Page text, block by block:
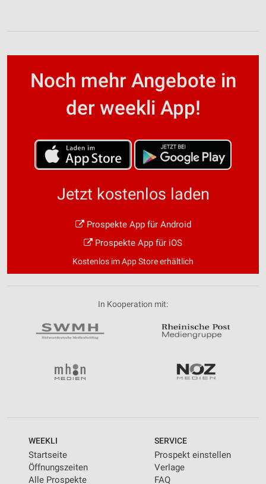
Noch mehr Angebote in
der weekli App!
Jetzt kostenlos laden
Prospekte App für Android
Prospekte App für iOS
Kostenlos im App Store erhältlich
In Kooperation mit:
WEEKLI
Startseite
Öffnungszeiten
Alle Prospekte
SERVICE
Prospekt einstellen
Verlage
FAQ